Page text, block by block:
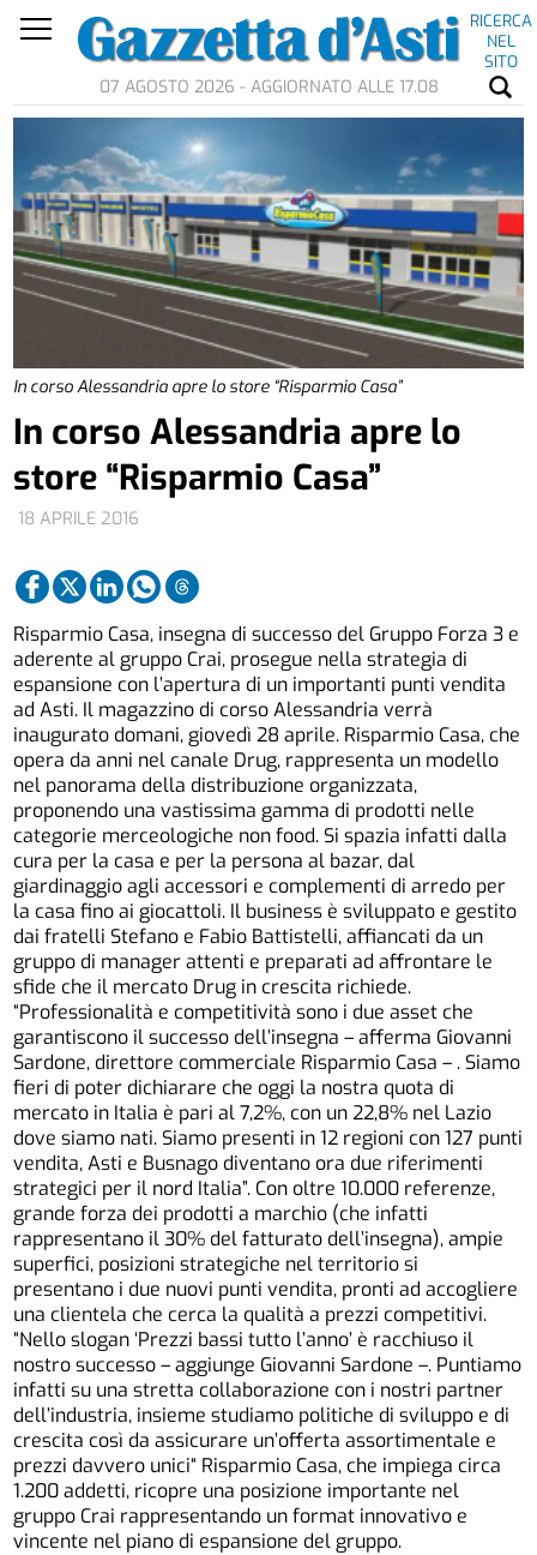
RICERCA
NEL
SITO
07 AGOSTO 2026 - AGGIORNATO ALLE 17.08
In corso Alessandria apre lo store “Risparmio Casa”
18 APRILE 2016
In corso Alessandria apre lo
store “Risparmio Casa”
Risparmio Casa, insegna di successo del Gruppo Forza 3 e
aderente al gruppo Crai, prosegue nella strategia di
espansione con l’apertura di un importanti punti vendita
ad Asti. Il magazzino di corso Alessandria verrà
inaugurato domani, giovedì 28 aprile. Risparmio Casa, che
opera da anni nel canale Drug, rappresenta un modello
nel panorama della distribuzione organizzata,
proponendo una vastissima gamma di prodotti nelle
categorie merceologiche non food. Si spazia infatti dalla
cura per la casa e per la persona al bazar, dal
giardinaggio agli accessori e complementi di arredo per
la casa fino ai giocattoli. Il business è sviluppato e gestito
dai fratelli Stefano e Fabio Battistelli, affiancati da un
gruppo di manager attenti e preparati ad affrontare le
sfide che il mercato Drug in crescita richiede.
“Professionalità e competitività sono i due asset che
garantiscono il successo dell’insegna – afferma Giovanni
Sardone, direttore commerciale Risparmio Casa – . Siamo
fieri di poter dichiarare che oggi la nostra quota di
mercato in Italia è pari al 7,2%, con un 22,8% nel Lazio
dove siamo nati. Siamo presenti in 12 regioni con 127 punti
vendita, Asti e Busnago diventano ora due riferimenti
strategici per il nord Italia”. Con oltre 10.000 referenze,
grande forza dei prodotti a marchio (che infatti
rappresentano il 30% del fatturato dell’insegna), ampie
superfici, posizioni strategiche nel territorio si
presentano i due nuovi punti vendita, pronti ad accogliere
una clientela che cerca la qualità a prezzi competitivi.
“Nello slogan ‘Prezzi bassi tutto l’anno’ è racchiuso il
nostro successo – aggiunge Giovanni Sardone –. Puntiamo
infatti su una stretta collaborazione con i nostri partner
dell’industria, insieme studiamo politiche di sviluppo e di
crescita così da assicurare un’offerta assortimentale e
prezzi davvero unici“ Risparmio Casa, che impiega circa
1.200 addetti, ricopre una posizione importante nel
gruppo Crai rappresentando un format innovativo e
vincente nel piano di espansione del gruppo.